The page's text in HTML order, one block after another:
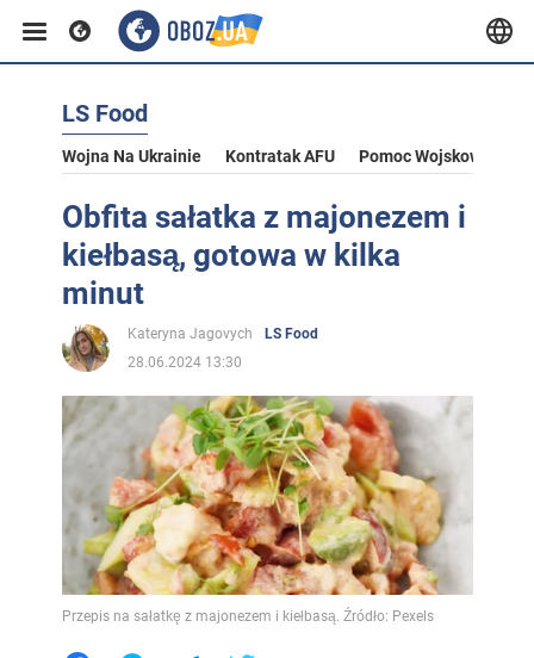
LS Food
Wojna Na Ukrainie Kontratak AFU Pomoc Wojskowa Dla
Obfita sałatka z majonezem i
kiełbasą, gotowa w kilka
minut
Kateryna Jagovych
LS Food
28.06.2024 13:30
Przepis na sałatkę z majonezem i kiełbasą. Źródło: Pexels